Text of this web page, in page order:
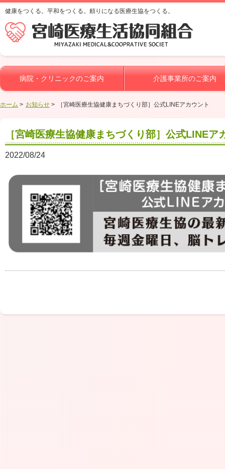
健康をつくる。平和をつくる。頼りになる医療生協をつくる。
病院・クリニックのご案内 介護事業所のご案内
ホーム お知らせ ［宮崎医療生協健康まちづくり部］公式LINEアカウント
［宮崎医療生協健康まちづくり部］公式LINEア
2022/08/24